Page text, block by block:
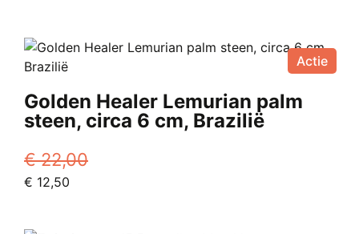
€ 32,50.€ 14,00.
Actie
Golden Healer Lemurian palm
steen, circa 6 cm, Brazilië
€22,00
Oorspronkelijke
€ 12,50